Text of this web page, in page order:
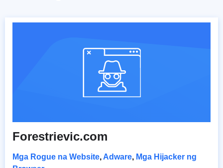
Forestrievic.com
Mga Rogue na Website, Adware, Mga Hijacker ng